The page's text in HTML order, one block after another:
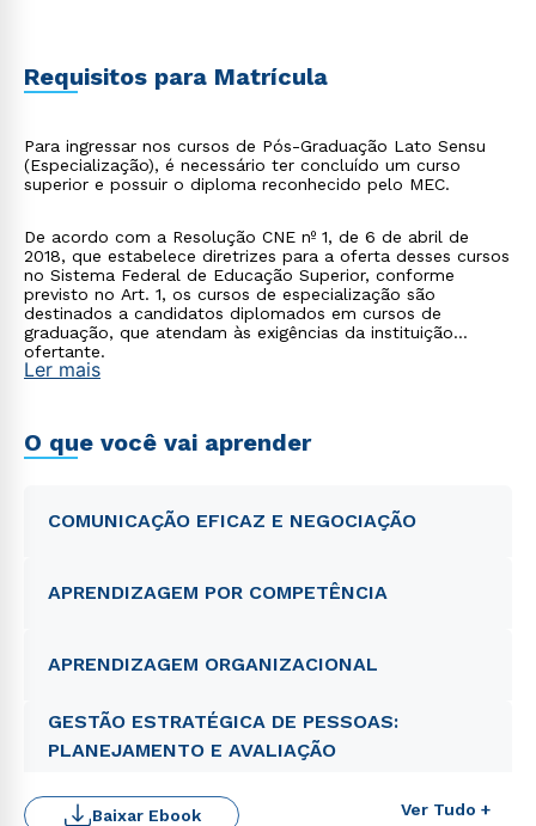
Requisitos para Matrícula
Para ingressar nos cursos de Pós-Graduação Lato Sensu
(Especialização), é necessário ter concluído um curso
superior e possuir o diploma reconhecido pelo MEC.
De acordo com a Resolução CNE nº 1, de 6 de abril de
2018, que estabelece diretrizes para a oferta desses cursos
no Sistema Federal de Educação Superior, conforme
previsto no Art. 1, os cursos de especialização são
destinados a candidatos diplomados em cursos de
graduação, que atendam às exigências da instituição
ofertante.
Ler mais
O que você vai aprender
COMUNICAÇÃO EFICAZ E NEGOCIAÇÃO
APRENDIZAGEM POR COMPETÊNCIA
APRENDIZAGEM ORGANIZACIONAL
GESTÃO ESTRATÉGICA DE PESSOAS:
PLANEJAMENTO E AVALIAÇÃO
Ver Tudo +
Baixar Ebook
Rápido e fácil